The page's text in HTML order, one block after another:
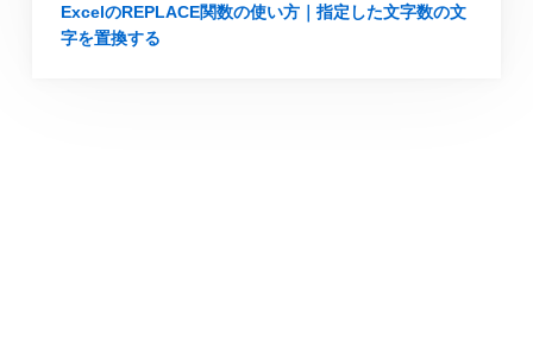
ExcelのREPLACE関数の使い方｜指定した文字数の文
字を置換する